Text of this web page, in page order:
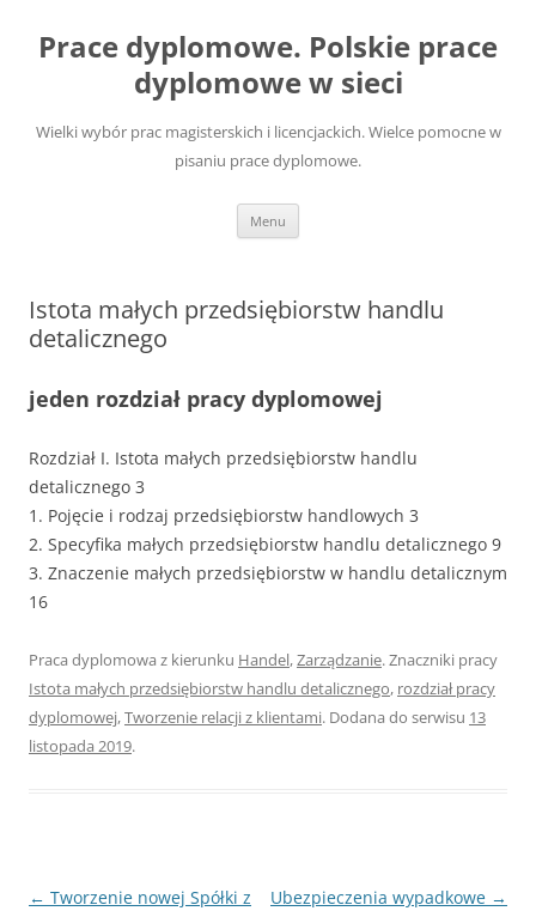
treści
Prace dyplomowe. Polskie prace
dyplomowe w sieci
Wielki wybór prac magisterskich i licencjackich. Wielce pomocne w
pisaniu prace dyplomowe.
Menu
Istota małych przedsiębiorstw handlu
detalicznego
jeden rozdział pracy dyplomowej
Rozdział I. Istota małych przedsiębiorstw handlu
detalicznego 3
1. Pojęcie i rodzaj przedsiębiorstw handlowych 3
2. Specyfika małych przedsiębiorstw handlu detalicznego 9
3. Znaczenie małych przedsiębiorstw w handlu detalicznym
16
Praca dyplomowa z kierunku Handel,Zarządzanie. Znaczniki pracy
Istota małych przedsiębiorstw handlu detalicznego, rozdział pracy
dyplomowej,Tworzenie relacji z klientami. Dodana do serwisu 13
listopada 2019.
Nawigacja
← Tworzenie nowej Spółki z
Ubezpieczenia wypadkowe →